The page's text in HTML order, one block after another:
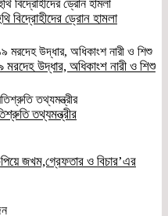
বিদ্রোহীদের ড্রোন হামলা
উদ্ধার, অধিকাংশ নারী ও শিশু
তথ্যমন্ত্রীর
জখম,গ্রেফতার ও বিচার’এর